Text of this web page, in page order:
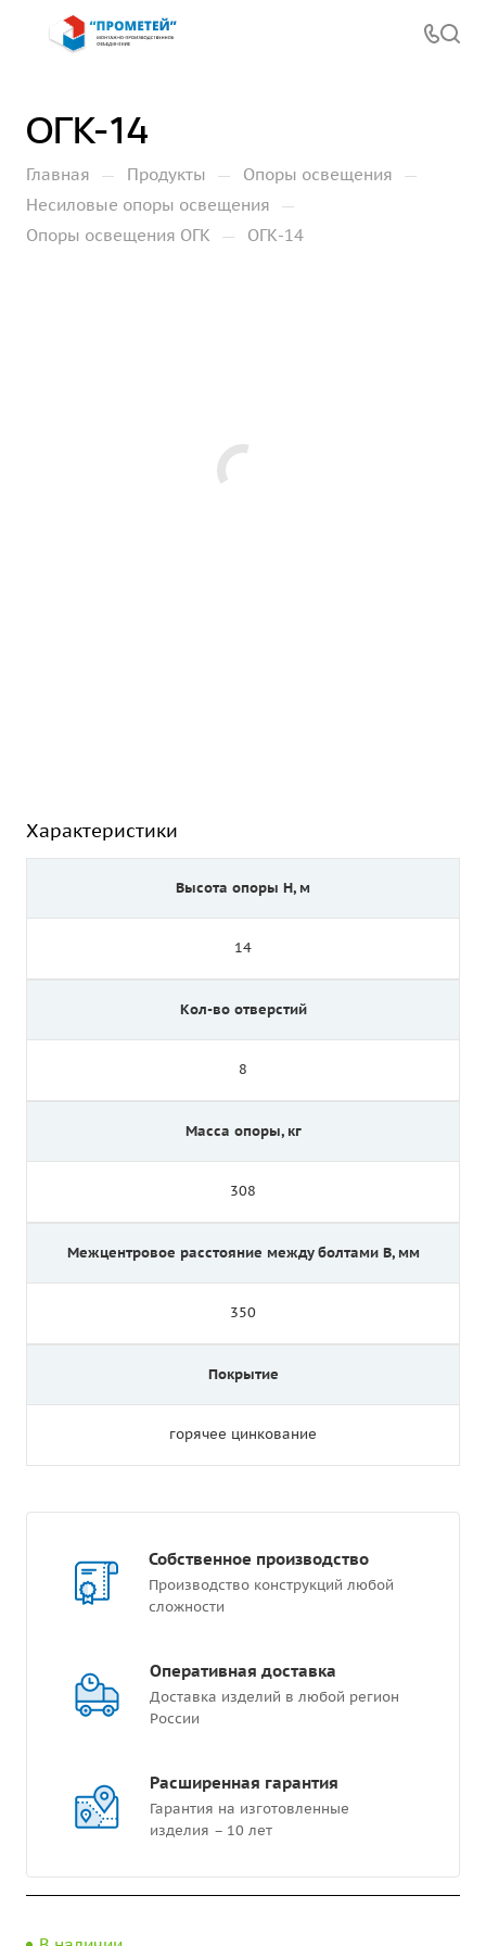
ОГК-14
Главная — Продукты — Опоры освещения —
Несиловые опоры освещения —
Опоры освещения ОГК — ОГК-14
Характеристики
Высота опоры Н, м
14
Кол-во отверстий
8
Масса опоры, кг
308
Межцентровое расстояние между болтами B, мм
350
Покрытие
горячее цинкование
Собственное производство
Производство конструкций любой
сложности
Оперативная доставка
Доставка изделий в любой регион
России
Расширенная гарантия
Гарантия на изготовленные
изделия – 10 лет